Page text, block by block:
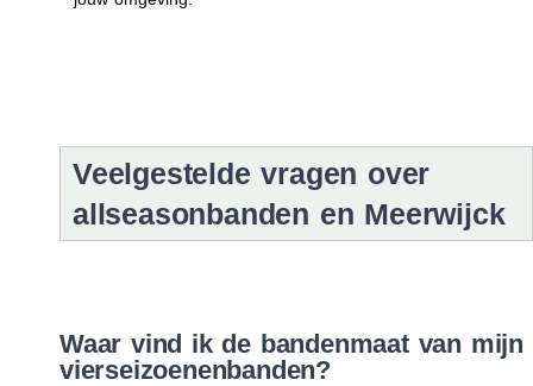
Veelgestelde vragen over
allseasonbanden en Meerwijck
Waar vind ik de bandenmaat van mijn
vierseizoenenbanden?